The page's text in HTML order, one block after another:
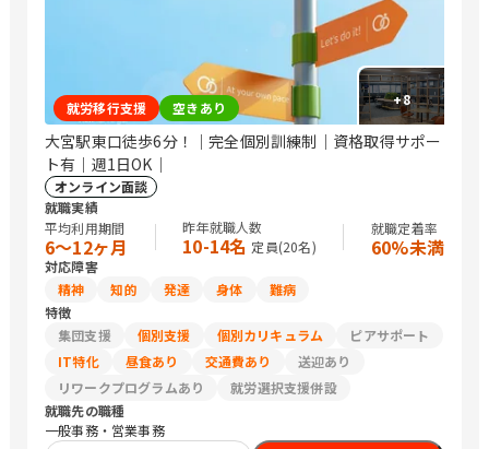
+8
就労移行支援 空きあり
大宮駅東口徒歩6分！｜完全個別訓練制｜資格取得サポー
ト有｜週1日OK｜
オンライン面談
就職実績
平均利用期間
6〜12ヶ月
昨年就職人数
10-14名 定員(20名)
就職定着率
60%未満
対応障害
精神
知的 発達 身体
難病
特徴
集団支援
個別支援 個別カリキュラム
ピアサポート
IT特化
昼食あり 交通費あり
送迎あり
リワークプログラムあり
就労選択支援併設
就職先の職種
一般事務・営業事務